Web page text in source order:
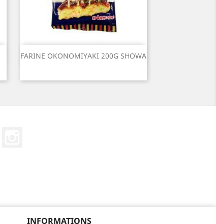
FARINE OKONOMIYAKI 200G SHOWA
Aperçu rapide
INFORMATIONS